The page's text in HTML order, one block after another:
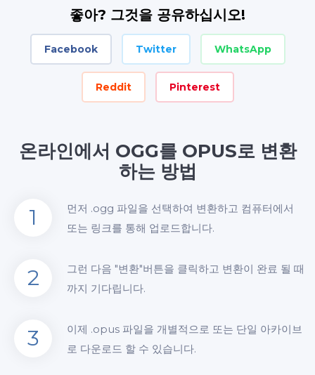
좋아? 그것을 공유하십시오!
Facebook Twitter WhatsApp
Reddit Pinterest
온라인에서 OGG를 OPUS로 변환
하는 방법
1
먼저 .ogg 파일을 선택하여 변환하고 컴퓨터에서
또는 링크를 통해 업로드합니다.
2
그런 다음 "변환"버튼을 클릭하고 변환이 완료 될 때
까지 기다립니다.
3
이제 .opus 파일을 개별적으로 또는 단일 아카이브
로 다운로드 할 수 있습니다.